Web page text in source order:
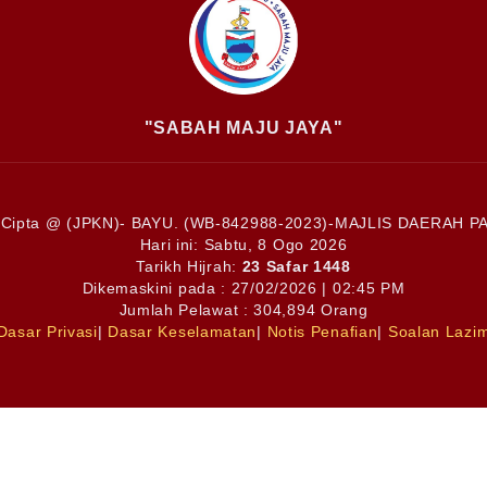
108 088-911 094
"SABAH MAJU JAYA"
@ (JPKN)- BAYU. (WB-842988-2023)-MAJLIS DAERAH
Hari ini: Sabtu, 8 Ogo 2026
Tarikh Hijrah: 23 Safar 1448
Dikemaskini pada : 27/02/2026 | 02:45 PM
Jumlah Pelawat : 304,894 Orang
Privasi| Dasar Keselamatan| Notis Penafian| Soalan